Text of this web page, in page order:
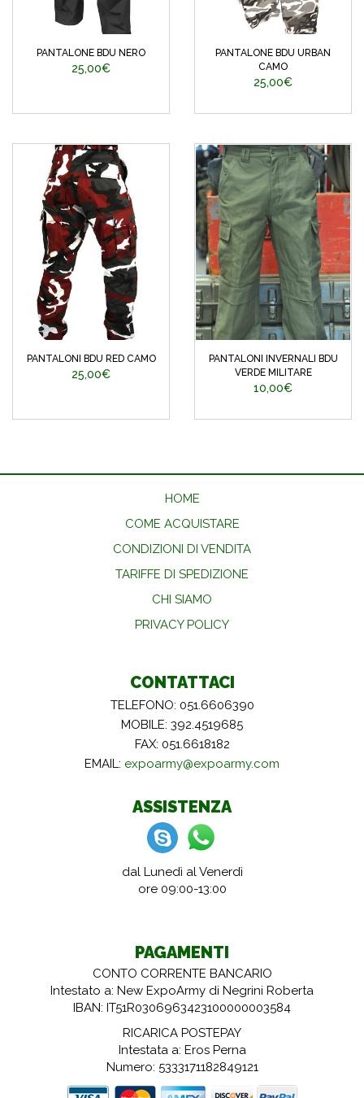
PANTALONE BDU NERO
25,00€
PANTALONE BDU URBAN
CAMO
25,00€
PANTALONI BDU RED CAMO
25,00€
PANTALONI INVERNALI BDU
VERDE MILITARE
10,00€
HOME
COME ACQUISTARE
CONDIZIONI DI VENDITA
TARIFFE DI SPEDIZIONE
CHI SIAMO
PRIVACY POLICY
CONTATTACI
TELEFONO: 051.6606390
MOBILE: 392.4519685
FAX: 051.6618182
EMAIL: expoarmy@expoarmy.com
ASSISTENZA
dal Lunedì al Venerdì
ore 09:00-13:00
PAGAMENTI
CONTO CORRENTE BANCARIO
Intestato a: New ExpoArmy di Negrini Roberta
IBAN: IT51R0306963423100000003584
RICARICA POSTEPAY
Intestata a: Eros Perna
Numero: 5333171182849121